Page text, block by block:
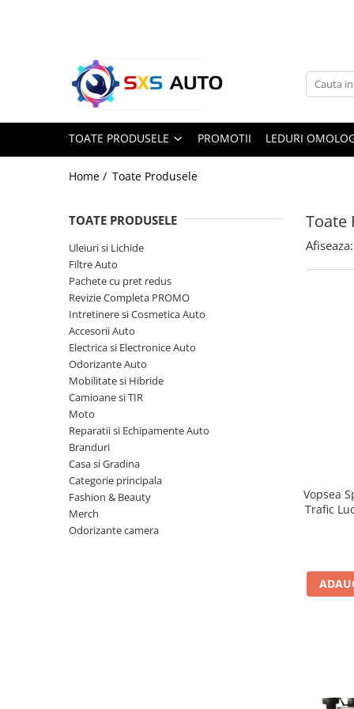
Uleiuri si Lichide
Ulei Motor Original și Aftermarket
- 0W20, 5W30, 5W40 - SXS Auto
Aditivi Auto
Lichid de Frana
TOATE PRODUSELE PROMOTII LEDURI
Home / Toate Produsele
Toate
TOATE PRODUSELE
Uleiuri si Lichide
Filtre Auto
Pachete cu pret redus
Revizie Completa PROMO
Intretinere si Cosmetica Auto
Accesorii Auto
Electrica si Electronice Auto
Odorizante Auto
Mobilitate si Hibride
Camioane si TIR
Moto
Reparatii si Echipamente Auto
Branduri
Casa si Gradina
Categorie principala
Fashion & Beauty
Merch
Odorizante camera
Afiseaza:
Vopsea
Trafic